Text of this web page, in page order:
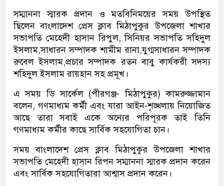
সম্মাননা স্মারক প্রদান ও মতবিনিময়ের সময় উপস্থিত
ছিলেন বাংলাদেশ প্রেস ক্লাব মিঠাপুকুর উপজেলা শাখার
সভাপতি মেহেদী হাসান রিপুল, সিনিয়র সভাপতি সহিদুল
ইসলাম,সাধারন সম্পাদক শামীম রানা,যুগ্মসাধারন সম্পাদক
রুবেল ইসলাম,প্রচার সম্পাদক রতন বাবু কার্যকরী সদস্য
শহিদুল ইসলাম রায়হান সহ প্রমূখ।
এ সময় ডি সার্কেল (পীরগঞ্জ- মিঠাপুকুর) কামরুজ্জামান
বলেন, গণমাধ্যম কর্মী এবং যারা আইন-শৃঙ্খলায় নিয়োজিত
আছে তারা সবাই একে অন্যের পরিপূরক তাই তিনি
গণমাধ্যম কর্মীর কাছে সার্বিক সহযোগিতা চান।
সময় বাংলাদেশ প্রেস ক্লাব মিঠাপুকুর উপজেলা শাখার
সভাপতি মেহেদী হাসান রিপন সম্মাননা স্মারক প্রদান করেন
এবং সার্বিক সহযোগিতারা আশ্বাস প্রদান করেন।